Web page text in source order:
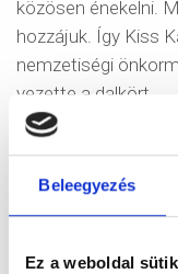
Beleegyezés
Ez a weboldal
közösen énekelni.
hozzájuk. Így Kiss
nemzetiségi
vezette a dalkört.
Ez alatt az idő
repertoárjában a
majdnem 4 éve